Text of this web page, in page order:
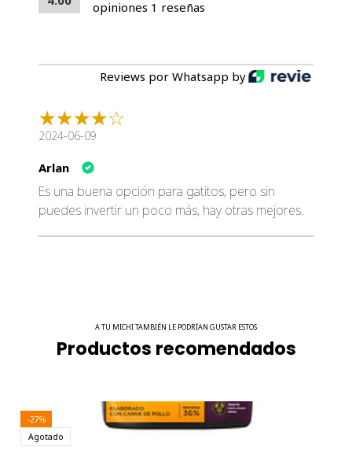
opiniones 1 reseñas
Reviews por Whatsapp by
2024-06-09
Arlan
Es una buena opción para gatitos, pero sin
puedes invertir un poco más, hay otras mejores.
A TU MICHI TAMBIÉN LE PODRÍAN GUSTAR ESTOS
Productos recomendados
-27%
Agotado